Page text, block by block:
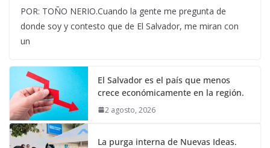
POR: TOÑO NERIO.Cuando la gente me pregunta de
donde soy y contesto que de El Salvador, me miran con
un
El Salvador es el país que menos
crece económicamente en la región.
2 agosto, 2026
La purga interna de Nuevas Ideas.